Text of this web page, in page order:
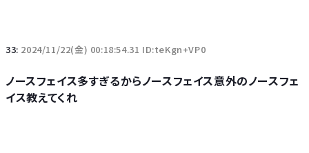
33: 2024/11/22(金) 00:18:54.31 ID:teKgn+VP0
ノースフェイス多すぎるからノースフェイス意外のノースフェ
イス教えてくれ